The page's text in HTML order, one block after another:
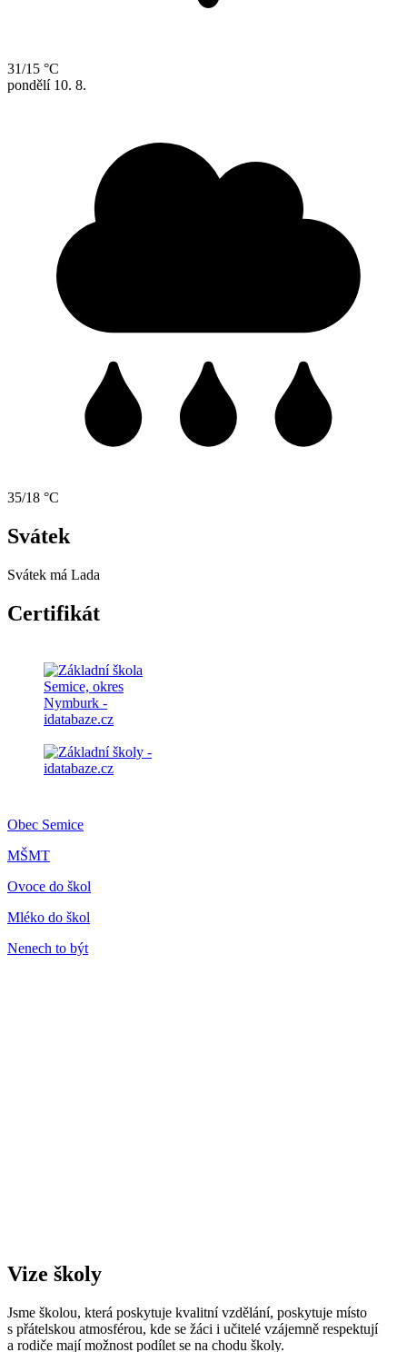
31/15 °C
pondělí 10. 8.
35/18 °C
Svátek
Svátek má Lada
Certifikát
Obec Semice
MŠMT
Ovoce do škol
Mléko do škol
Nenech to být
Vize školy
Jsme školou, která poskytuje kvalitní vzdělání, poskytuje místo
s přátelskou atmosférou, kde se žáci i učitelé vzájemně respektují
a rodiče mají možnost podílet se na chodu školy.